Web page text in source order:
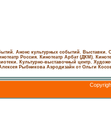
Анонс культурных событий. Выставки.
Россия. Кинотеатр Арбат (ДКМ).
Культурно-выставочный центр.
Рыбникова Аэродизайн от Ольги